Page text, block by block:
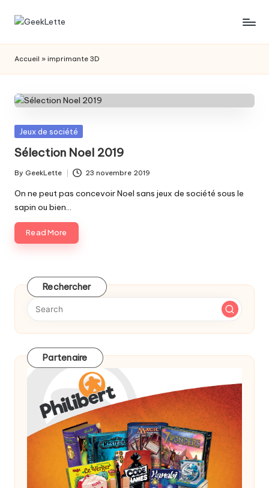
Skip
G
e
e
k
L
e
t
t
e
les
de
société
Accueil » imprimante 3D
Posted
Jeux de société
Sélection Noel 2019
Posted
by
By GeekLette 23 novembre 2019
On ne peut pas concevoir Noel sans jeux de société sous le
sapin ou bien…
Read More
Rechercher
Partenaire